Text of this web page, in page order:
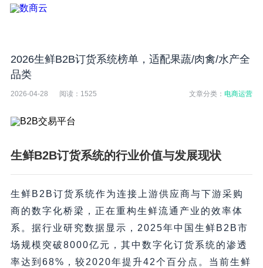
2026生鲜B2B订货系统榜单，适配果蔬/肉禽/水产全
品类
2026-04-28 阅读： 1525 文章分类：电商运营
生鲜B2B订货系统的行业价值与发展现状
生鲜B2B订货系统作为连接上游供应商与下游采购
商的数字化桥梁，正在重构生鲜流通产业的效率体
系。据行业研究数据显示，2025年中国生鲜B2B市
场规模突破8000亿元，其中数字化订货系统的渗透
率达到68%，较2020年提升42个百分点。当前生鲜